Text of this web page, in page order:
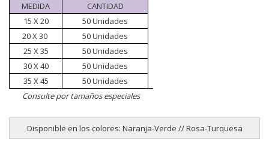
MEDIDA
CANTIDAD
15 X 20
50 Unidades
20 X 30
50 Unidades
25 X 35
50 Unidades
30 X 40
50 Unidades
35 X 45
50 Unidades
Consulte por tamaños especiales
Disponible en los colores: Naranja-Verde // Rosa-Turquesa